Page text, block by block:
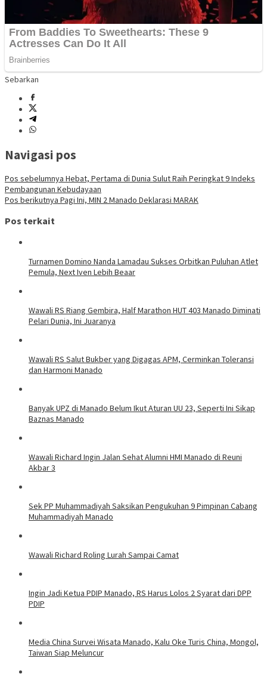
Sebarkan
Navigasi pos
Pos sebelumnya Hebat, Pertama di Dunia Sulut Raih Peringkat 9 Indeks
Pembangunan Kebudayaan
Pos berikutnya Pagi Ini, MIN 2 Manado Deklarasi MARAK
Pos terkait
Turnamen Domino Nanda Lamadau Sukses Orbitkan Puluhan Atlet
Pemula, Next Iven Lebih Beaar
Wawali RS Riang Gembira, Half Marathon HUT 403 Manado Diminati
Pelari Dunia, Ini Juaranya
Wawali RS Salut Bukber yang Digagas APM, Cerminkan Toleransi
dan Harmoni Manado
Banyak UPZ di Manado Belum Ikut Aturan UU 23, Seperti Ini Sikap
Baznas Manado
Wawali Richard Ingin Jalan Sehat Alumni HMI Manado di Reuni
Akbar 3
Sek PP Muhammadiyah Saksikan Pengukuhan 9 Pimpinan Cabang
Muhammadiyah Manado
Wawali Richard Roling Lurah Sampai Camat
Ingin Jadi Ketua PDIP Manado, RS Harus Lolos 2 Syarat dari DPP
PDIP
Media China Survei Wisata Manado, Kalu Oke Turis China, Mongol,
Taiwan Siap Meluncur